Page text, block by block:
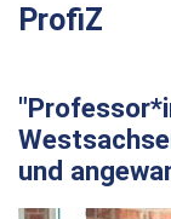
ProfiZ
und